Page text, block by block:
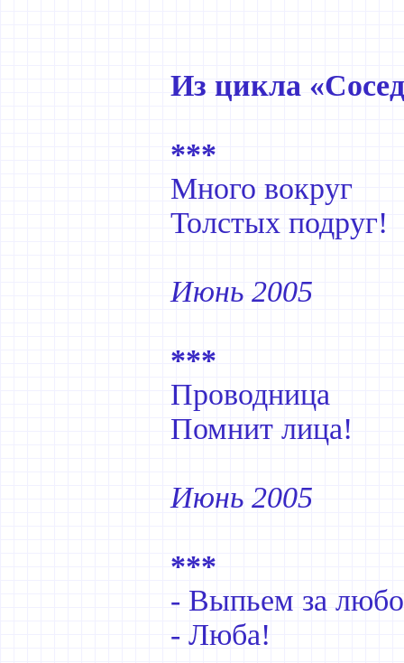
Из цикла
***
Много вокруг
Толстых подруг!
Июнь 2005
***
Проводница
Помнит лица!
Июнь 2005
***
- Выпьем за
- Люба!